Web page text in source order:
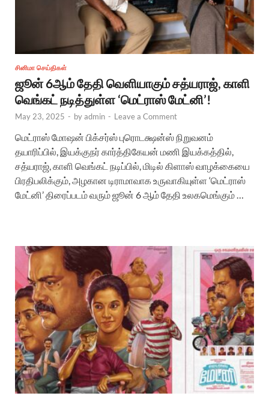
சினிமா செய்திகள்
ஜூன் 6ஆம் தேதி வெளியாகும் சத்யராஜ், காளி
வெங்கட் நடித்துள்ள ‘மெட்ராஸ் மேட்னி’!
May 23, 2025 - byadmin - Leave a Comment
மெட்ராஸ் மோஷன் பிக்சர்ஸ் புரொடக்ஷன்ஸ் நிறுவனம்
தயாரிப்பில், இயக்குநர் கார்த்திகேயன் மணி இயக்கத்தில்,
சத்யராஜ், காளி வெங்கட் நடிப்பில், மிடில் கிளாஸ் வாழக்கையை
பிரதிபலிக்கும், அழகான டிராமாவாக உருவாகியுள்ள ‘மெட்ராஸ்
மேட்னி’ திரைப்படம் வரும் ஜூன் 6 ஆம் தேதி உலகமெங்கும் …